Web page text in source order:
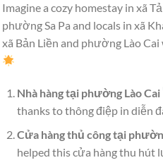
Imagine a cozy homestay in xã
phường Sa Pa and locals in xã
xã Bản Liền and phường Lào
Nhà hàng tại phường Lào Cai
thanks to thông điệp in diễn
Cửa hàng thủ công tại
helped this cửa hàng thu hút